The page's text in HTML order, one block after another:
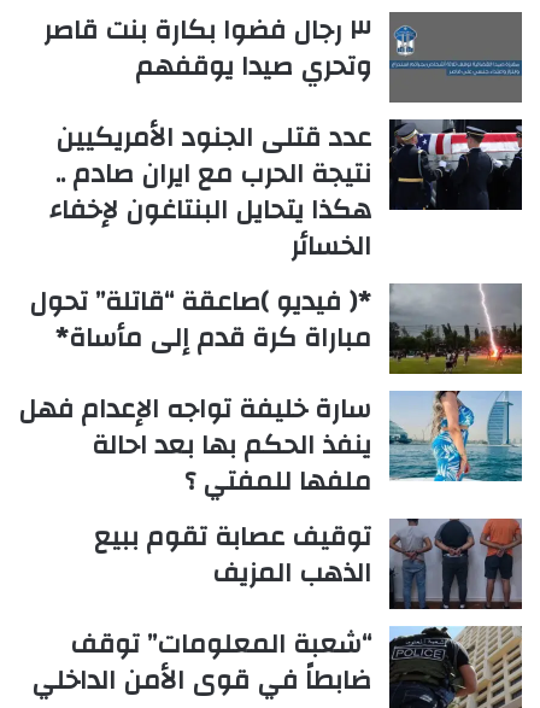
٣ رجال فضوا بكارة بنت قاصر
وتحري صيدا يوقفهم
عدد قتلى الجنود الأمريكيين
نتيجة الحرب مع ايران صادم ..
هكذا يتحايل البنتاغون لإخفاء
الخسائر
*( فيديو )صاعقة “قاتلة” تحول
مباراة كرة قدم إلى مأساة*
سارة خليفة تواجه الإعدام فهل
ينفذ الحكم بها بعد احالة
ملفها للمفتي ؟
توقيف عصابة تقوم ببيع
الذهب المزيف
“شعبة المعلومات” توقف
ضابطاً في قوى الأمن الداخلي